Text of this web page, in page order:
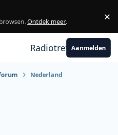
Ontdek meer. ×
RadiotrefpuntAanmelden
Nederland